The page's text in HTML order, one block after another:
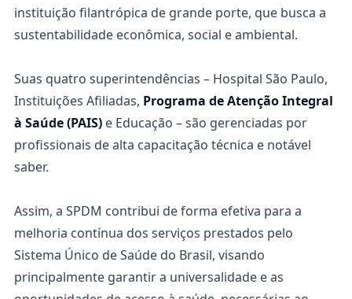
instituição filantrópica de grande porte, que busca a
sustentabilidade econômica, social e ambiental.
Suas quatro superintendências – Hospital São Paulo,
Instituições Afiliadas, Programa de Atenção Integral
à Saúde (PAIS) e Educação – são gerenciadas por
profissionais de alta capacitação técnica e notável
saber.
Assim, a SPDM contribui de forma efetiva para a
melhoria contínua dos serviços prestados pelo
Sistema Único de Saúde do Brasil, visando
principalmente garantir a universalidade e as